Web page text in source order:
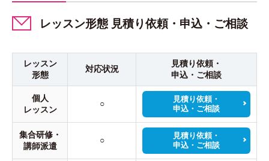
レッスン形態 見積り依頼・申込・ご相談
レッスン
形態
対応状況
見積り依頼・
申込・ご相談
個人
レッスン
○
見積り依頼・
申込・ご相談
集合研修・
講師派遣
○
見積り依頼・
申込・ご相談